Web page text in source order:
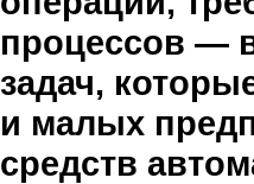
процессов —
задач,
и малых
средств